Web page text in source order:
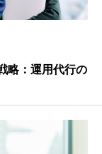
略：運用代行の